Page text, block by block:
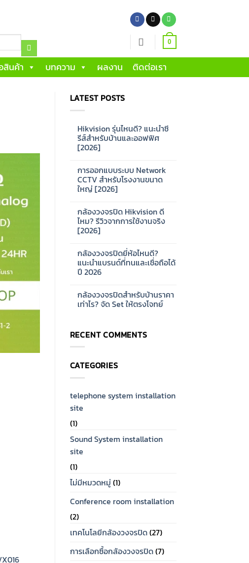
0
สินค้า บทความ ผลงาน ติดต่อเรา
LATEST POSTS
Hikvision รุ่นไหนดี? แนะนำซี
รีส์สำหรับบ้านและออฟฟิศ
[2026]
on
Hikvision
รุ่น
ไหน
ซี
รีส์
สำหรับ
บ้าน
และ
การออกแบบระบบ Network
CCTV สำหรับโรงงานขนาด
ใหญ่ [2026]
on
การ
ออกแบบ
ระบบ
สำหรับ
โรงงาน
ขนาด
ใหญ่
[2026]
กล้องวงจรปิด Hikvision ดี
ไหม? รีวิวจากการใช้งานจริง
[2026]
on
กล้อง
วงจรปิด
Hikvision
รีวิว
จาก
การ
[2026]
กล้องวงจรปิดยี่ห้อไหนดี?
แนะนำแบรนด์ที่ทนและเชื่อถือได้
ปี 2026
on
กล้อง
วงจรปิด
แนะนำ
แบรนด์
ที่
เชื่อ
ได้
กล้องวงจรปิดสำหรับบ้านราคา
เท่าไร? จัด Set ให้ตรงโจทย์
กล้อง
วงจรปิด
สำหรับ
เท่าไร?
Set
โจทย์
RECENT COMMENTS
CATEGORIES
telephone system installation
site
(1)
Sound System installation
site
(1)
ไม่มีหมวดหมู่ (1)
Conference room installation
(2)
เทคโนโลยีกล้องวงจรปิด(27)
การเลือกซื้อกล้องวงจรปิด(7)